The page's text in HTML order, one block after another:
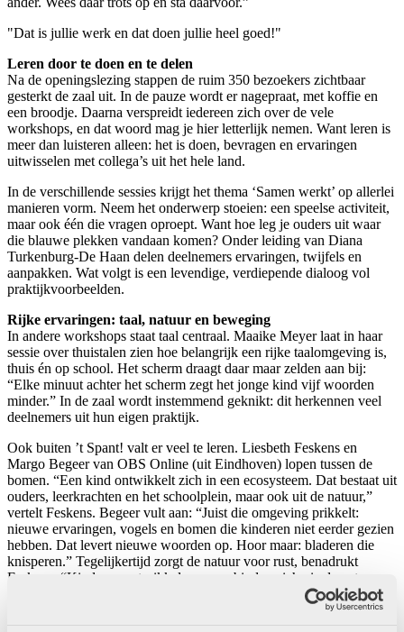
"Dat is jullie werk en dat doen jullie heel goed!"
Leren door te doen en te delen
Na de openingslezing stappen de ruim 350 bezoekers zichtbaar
gesterkt de zaal uit. In de pauze wordt er nagepraat, met koffie en
een broodje. Daarna verspreidt iedereen zich over de vele
workshops, en dat woord mag je hier letterlijk nemen. Want leren is
meer dan luisteren alleen: het is doen, bevragen en ervaringen
uitwisselen met collega’s uit het hele land.
In de verschillende sessies krijgt het thema ‘Samen werkt’ op allerlei
manieren vorm. Neem het onderwerp stoeien: een speelse activiteit,
maar ook één die vragen oproept. Want hoe leg je ouders uit waar
die blauwe plekken vandaan komen? Onder leiding van Diana
Turkenburg-De Haan delen deelnemers ervaringen, twijfels en
aanpakken. Wat volgt is een levendige, verdiepende dialoog vol
praktijkvoorbeelden.
Rijke ervaringen: taal, natuur en beweging
In andere workshops staat taal centraal. Maaike Meyer laat in haar
sessie over thuistalen zien hoe belangrijk een rijke taalomgeving is,
thuis én op school. Het scherm draagt daar maar zelden aan bij:
“Elke minuut achter het scherm zegt het jonge kind vijf woorden
minder.” In de zaal wordt instemmend geknikt: dit herkennen veel
deelnemers uit hun eigen praktijk.
Ook buiten ’t Spant! valt er veel te leren. Liesbeth Feskens en
Margo Begeer van OBS Online (uit Eindhoven) lopen tussen de
bomen. “Een kind ontwikkelt zich in een ecosysteem. Dat bestaat uit
ouders, leerkrachten en het schoolplein, maar ook uit de natuur,”
vertelt Feskens. Begeer vult aan: “Juist die omgeving prikkelt:
nieuwe ervaringen, vogels en bomen die kinderen niet eerder gezien
hebben. Dat levert nieuwe woorden op. Hoor maar: bladeren die
knisperen.” Tegelijkertijd zorgt de natuur voor rust, benadrukt
Feskens: “Kinderen ontprikkelen en verbinden zich via de natuur